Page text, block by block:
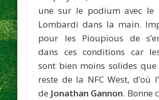
une sur le podium avec le
Lombardi dans la main.
pour les Pioupious de
dans ces conditions car
sont bien moins solides que
reste de la NFC West, d’où
de Jonathan Gannon. Bonne